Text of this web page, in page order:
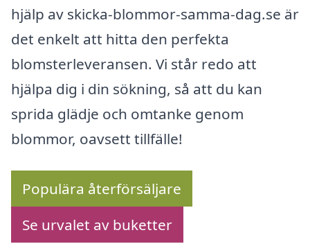
hjälp av skicka-blommor-samma-dag.se är
det enkelt att hitta den perfekta
blomsterleveransen. Vi står redo att
hjälpa dig i din sökning, så att du kan
sprida glädje och omtanke genom
blommor, oavsett tillfälle!
Populära återförsäljare
Se urvalet av buketter